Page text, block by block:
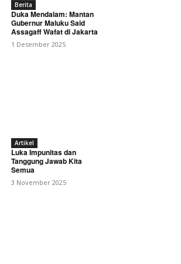
Berita
Duka Mendalam: Mantan
Gubernur Maluku Said
Assagaff Wafat di Jakarta
1 Desember 2025
Artikel
Luka Impunitas dan
Tanggung Jawab Kita
Semua
3 November 2025